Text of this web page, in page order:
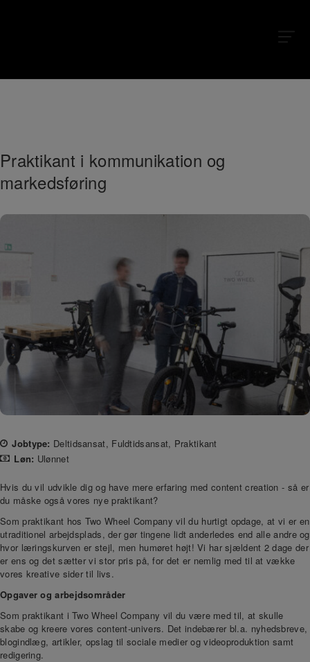
Praktikant i kommunikation og
markedsføring
Jobtype: Deltidsansat Fuldtidsansat Praktikant
Løn: Ulønnet
Hvis du vil udvikle dig og have mere erfaring med content creation - så er
du måske også vores nye praktikant?
Som praktikant hos Two Wheel Company vil du hurtigt opdage, at vi er en
utraditionel arbejdsplads, der gør tingene lidt anderledes end alle andre og
hvor læringskurven er stejl, men humøret højt! Vi har sjældent 2 dage der
er ens og det sætter vi stor pris på, for det er nemlig med til at vække
vores kreative sider til livs.
Opgaver og arbejdsområder
Som praktikant i Two Wheel Company vil du være med til, at skulle
skabe og kreere vores content-univers. Det indebærer bl.a. nyhedsbreve,
blogindlæg, artikler, opslag til sociale medier og videoproduktion samt
redigering.